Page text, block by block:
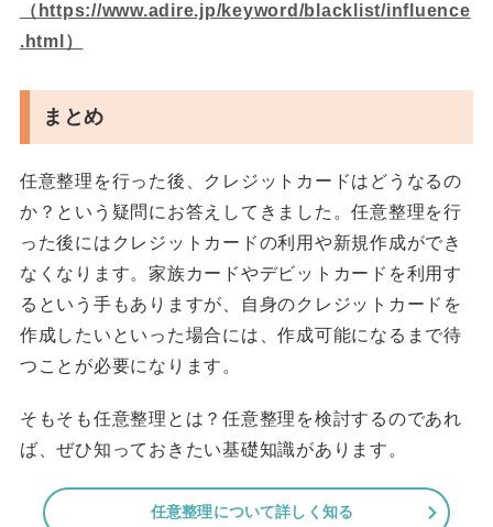
（https://www.adire.jp/keyword/blacklist/influence
.html）
まとめ
任意整理を行った後、クレジットカードはどうなるの
か？という疑問にお答えしてきました。任意整理を行
った後にはクレジットカードの利用や新規作成ができ
なくなります。家族カードやデビットカードを利用す
るという手もありますが、自身のクレジットカードを
作成したいといった場合には、作成可能になるまで待
つことが必要になります。
そもそも任意整理とは？任意整理を検討するのであれ
ば、ぜひ知っておきたい基礎知識があります。
任意整理について詳しく知る